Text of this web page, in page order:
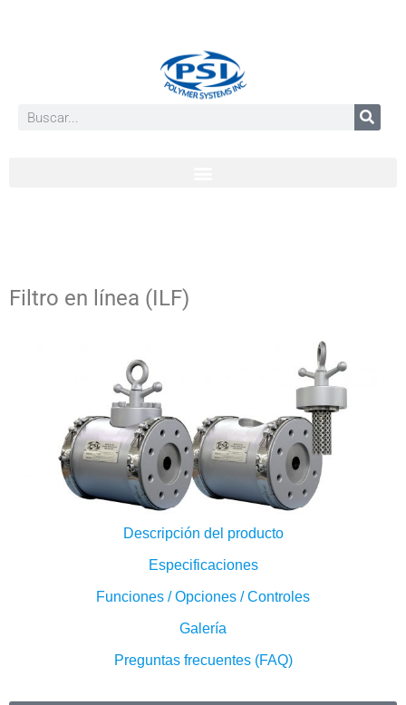
Filtro en línea (ILF)
Descripción del producto
Especificaciones
Funciones / Opciones / Controles
Galería
Preguntas frecuentes (FAQ)